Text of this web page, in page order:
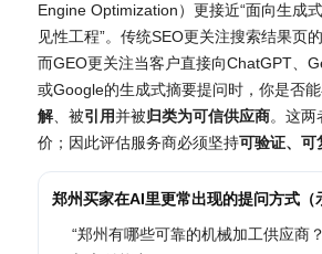
Engine Optimization）更接近“面向生成
见性工程”。传统SEO更关注搜索结果页
而GEO更关注当客户直接向ChatGPT、
或Google的生成式摘要提问时，你是否
解、被引用并被归类为可信供应商。这两
价；因此评估服务商必须坚持可验证、可
郑州买家在AI里更常出现的提问方式（
“郑州有哪些可靠的机械加工供应商